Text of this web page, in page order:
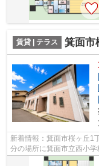
賃貸 | テラス 箕面市
新着情報：箕面市桜ヶ丘1
分の場所に箕面市立西小
な物件です。自由度が非